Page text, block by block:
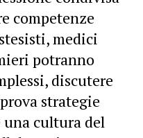
competenze
medici
potranno
discutere
strategie
una cultura del